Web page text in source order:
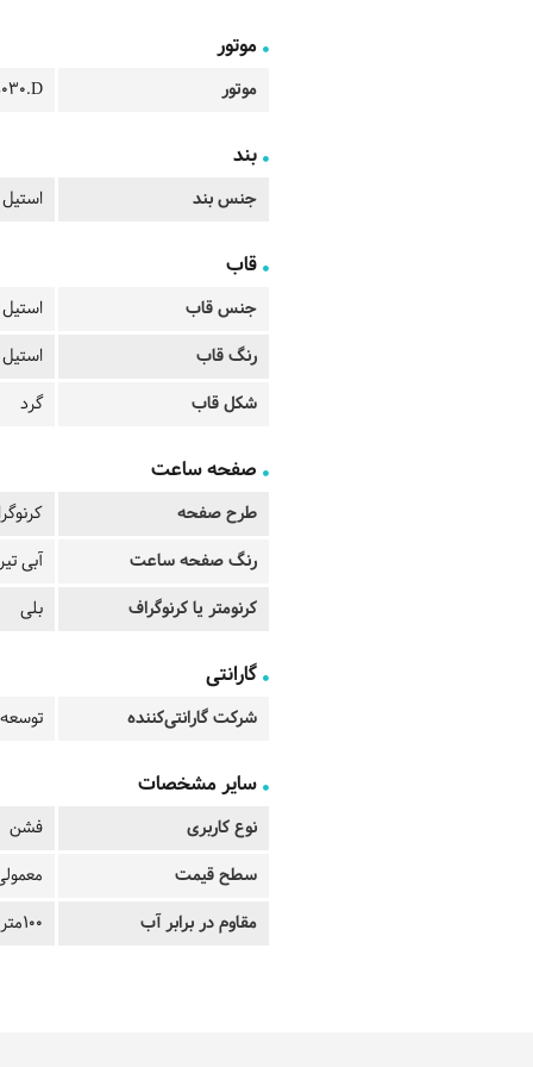
موتور
موتور
بند
جنس بند استیل
قاب
جنس قاب
استیل
رنگ قاب
استیل
شکل قاب
گرد
صفحه ساعت
طرح صفحه
رنگ صفحه ساعت
آبی
کرنومتر یا کرنوگراف
بلی
گارانتی
شرکت گارانتی‌کننده
سایر مشخصات
نوع کاربری
فشن
سطح قیمت
مقاوم در برابر آب
100متر